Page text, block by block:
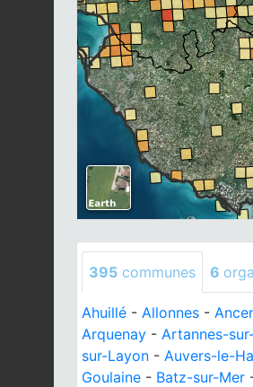
395 communes 6
Ahuillé - Allonnes -
Arquenay - Artannes-
sur-Layon - Auvers-le-
Goulaine - Batz-sur-Mer